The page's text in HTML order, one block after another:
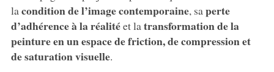
la condition de l’image contemporaine, saperte
d’adhérence à la réalitéet la transformation de la
peinture en un espace de friction, de compression et
de saturation visuelle.